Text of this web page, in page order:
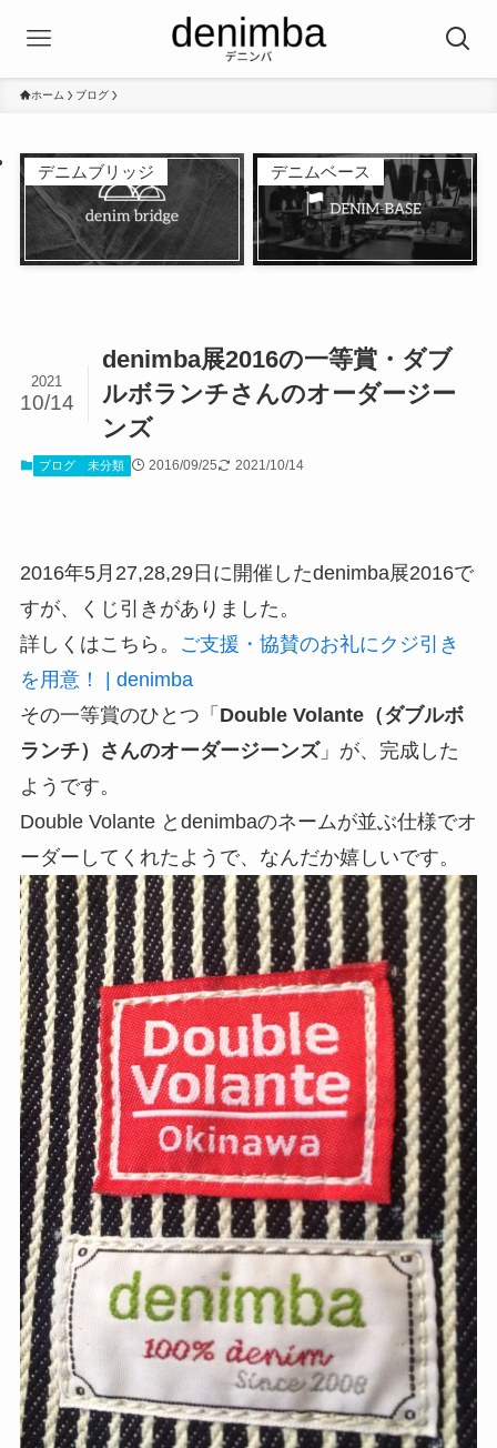
ホーム ブログ
デニムブリッジ デニムベース
denimba展2016の一等賞・ダブ
ルボランチさんのオーダージー
ンズ
2021
10/14
ブログ 未分類 2016/09/25 2021/10/14
2016年5月27,28,29日に開催したdenimba展2016で
すが、くじ引きがありました。
詳しくはこちら。
ご支援・協賛のお礼にクジ引き
を用意！ | denimba
その一等賞のひとつ「 Double Volante（ダブルボ
ランチ）さんのオーダージーンズ」が、完成した
ようです。
Double Volante とdenimbaのネームが並ぶ仕様でオ
ーダーしてくれたようで、なんだか嬉しいです。